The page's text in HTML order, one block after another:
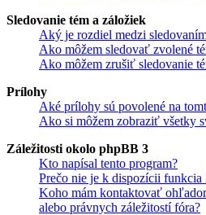
Sledovanie tém a záložiek
Aký je rozdiel medzi
Ako môžem sledovať zvolené
Ako môžem zrušiť sledovanie
Prílohy
Aké prílohy sú povolené na
Ako si môžem zobraziť všetky
Záležitosti okolo phpBB 3
Kto napísal tento program?
Prečo nie je k dispozícii funkcia
Koho mám kontaktovať
alebo právnych záležitostí fóra?